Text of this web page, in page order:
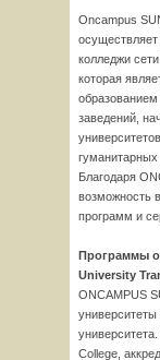
Oncampus
осуществляет
колледжи
которая
заведений,
гуманитарных
Благодаря
возможность
программ и
Программы
University
ONCAMPUS
College,